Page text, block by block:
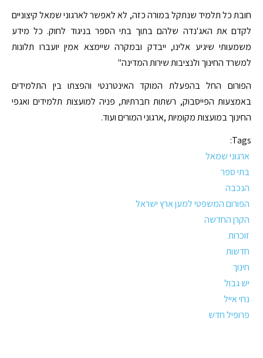
חובת כל תלמיד שנתקל במורה כזה, לא לאפשר לארגוני שמאל קיצוניים
לקדם את האג'נדה שלהם בתוך בתי הספר בניגוד לחוק. כל מידע
משמעותי שיגיע אלינו, ייבדק ובמקרה שיימצא אמין יועברו תלונות
למשרד החינוך ולנציבות שירות המדינה"
הפורום החל בהפעלת המוקד האינטרנטי והפצתו בין התלמידים
באמצעות הפייסבוק, רשתות חברתיות, פניה למועצות תלמידים ואגפי
החינוך במועצות מקומיות ,ארגוני המורים ועוד.
Tags:
ארגוני שמאל
בתי ספר
הנכבה
הפורום המשפטי למען ארץ ישראל
הקרן החדשה
זוכרות
חדשות
חינוך
יש גבול
נחי אייל
פרופיל חדש